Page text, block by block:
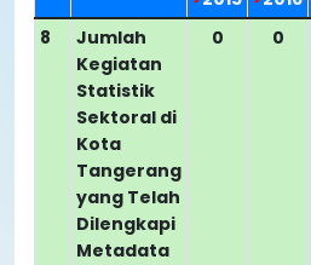
8
Jumlah
Kegiatan
Statistik
Sektoral di
Kota
Tangerang
yang Telah
Dilengkapi
Metadata
0 0